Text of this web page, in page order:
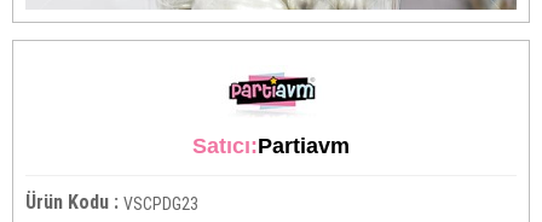
Satıcı:Partiavm
Ürün Kodu : VSCPDG23